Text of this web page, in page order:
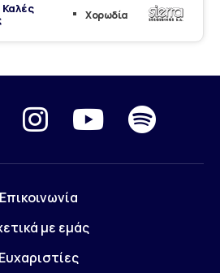
Χορωδία
Επικοινωνία
με εμάς
Ευχαριστίες